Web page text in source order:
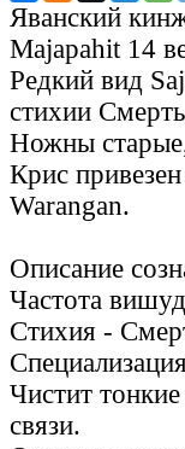
Яванский
Majapahit 14
Редкий вид
стихии
Ножны
Крис
Warangan.
Описание
Частота
Стихия -
Чистит
связи.